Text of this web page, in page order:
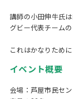
講師の小田伸牛氏
グビー代表チーム
これはかなりため
イベント概要
会場：芦屋市民セ